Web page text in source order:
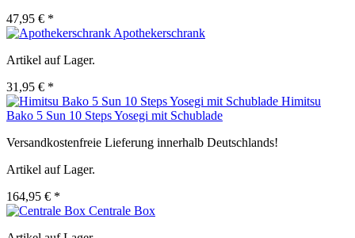
47,95 € *
Apothekerschrank
Artikel auf Lager.
31,95 € *
Himitsu
Bako 5 Sun 10 Steps Yosegi mit Schublade
Versandkostenfreie Lieferung innerhalb Deutschlands!
Artikel auf Lager.
164,95 € *
Centrale Box